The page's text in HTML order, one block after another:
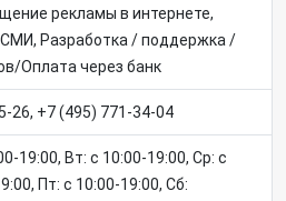
рекламы в интернете,
Разработка / поддержка /
Оплата через банк
26, +7 (495) 771-34-04
19:00, Вт: c 10:00-19:00, Ср: c
Пт: c 10:00-19:00, Сб: